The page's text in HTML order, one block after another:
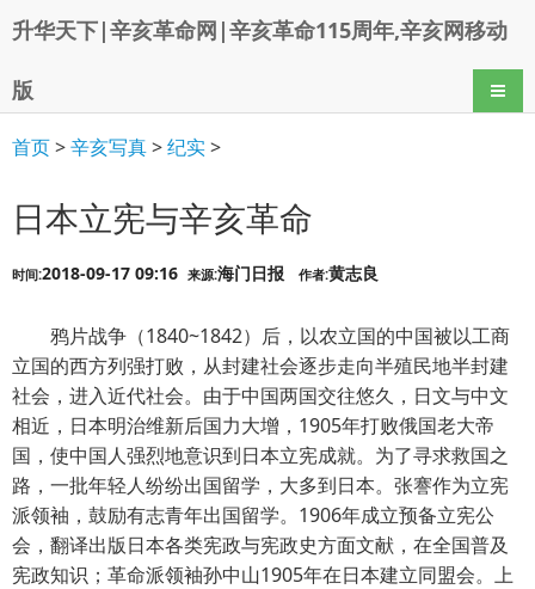
升华天下|辛亥革命网|辛亥革命115周年,辛亥网移动
版 导航
首页>辛亥写真>纪实>
日本立宪与辛亥革命
时间:2018-09-17 09:16 来源:海门日报 作者:黄志良
鸦片战争（1840~1842）后，以农立国的中国被以工商
立国的西方列强打败，从封建社会逐步走向半殖民地半封建
社会，进入近代社会。由于中国两国交往悠久，日文与中文
相近，日本明治维新后国力大增，1905年打败俄国老大帝
国，使中国人强烈地意识到日本立宪成就。为了寻求救国之
路，一批年轻人纷纷出国留学，大多到日本。张謇作为立宪
派领袖，鼓励有志青年出国留学。1906年成立预备立宪公
会，翻译出版日本各类宪政与宪政史方面文献，在全国普及
宪政知识；革命派领袖孙中山1905年在日本建立同盟会。上